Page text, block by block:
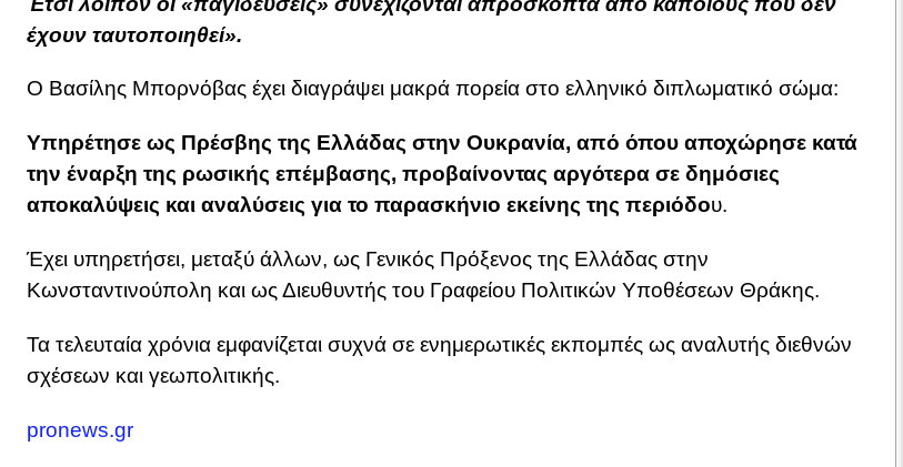
έχουν ταυτοποιηθεί».
Ο Βασίλης Μπορνόβας έχει διαγράψει μακρά πορεία στο ελληνικό διπλωματικό σώμα:
Υπηρέτησε ως Πρέσβης της Ελλάδας στην Ουκρανία, από όπου αποχώρησε κατά
την έναρξη της ρωσικής επέμβασης, προβαίνοντας αργότερα σε δημόσιες
αποκαλύψεις και αναλύσεις για το παρασκήνιο εκείνης της περιόδου.
Έχει υπηρετήσει, μεταξύ άλλων, ως Γενικός Πρόξενος της Ελλάδας στην
Κωνσταντινούπολη και ως Διευθυντής του Γραφείου Πολιτικών Υποθέσεων Θράκης.
Τα τελευταία χρόνια εμφανίζεται συχνά σε ενημερωτικές εκπομπές ως αναλυτής διεθνών
σχέσεων και γεωπολιτικής.
pronews.gr